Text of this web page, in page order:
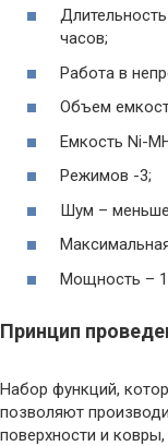
часов;
Работа в
Объем
Емкость Ni-
Режимов -3;
Шум –
Мощность –
Принцип
Набор функций,
позволяют
поверхности и